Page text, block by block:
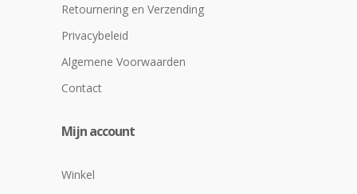
Retournering en Verzending
Privacybeleid
Algemene Voorwaarden
Contact
Mijn account
Winkel